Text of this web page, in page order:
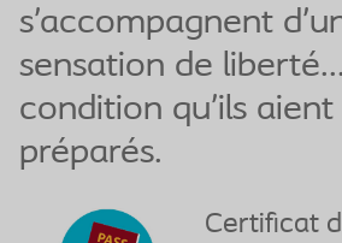
s’accompagnent
sensation de
condition qu’ils
préparés.
Certificat